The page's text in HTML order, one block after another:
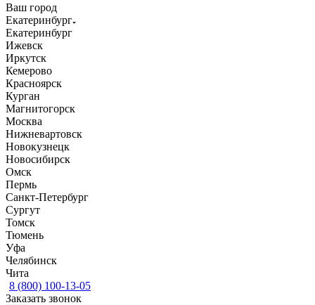
Ваш город
Екатеринбург
Екатеринбург
Ижевск
Иркутск
Кемерово
Красноярск
Курган
Магнитогорск
Москва
Нижневартовск
Новокузнецк
Новосибирск
Омск
Пермь
Санкт-Петербург
Сургут
Томск
Тюмень
Уфа
Челябинск
Чита
8 (800) 100-13-05
Заказать звонок